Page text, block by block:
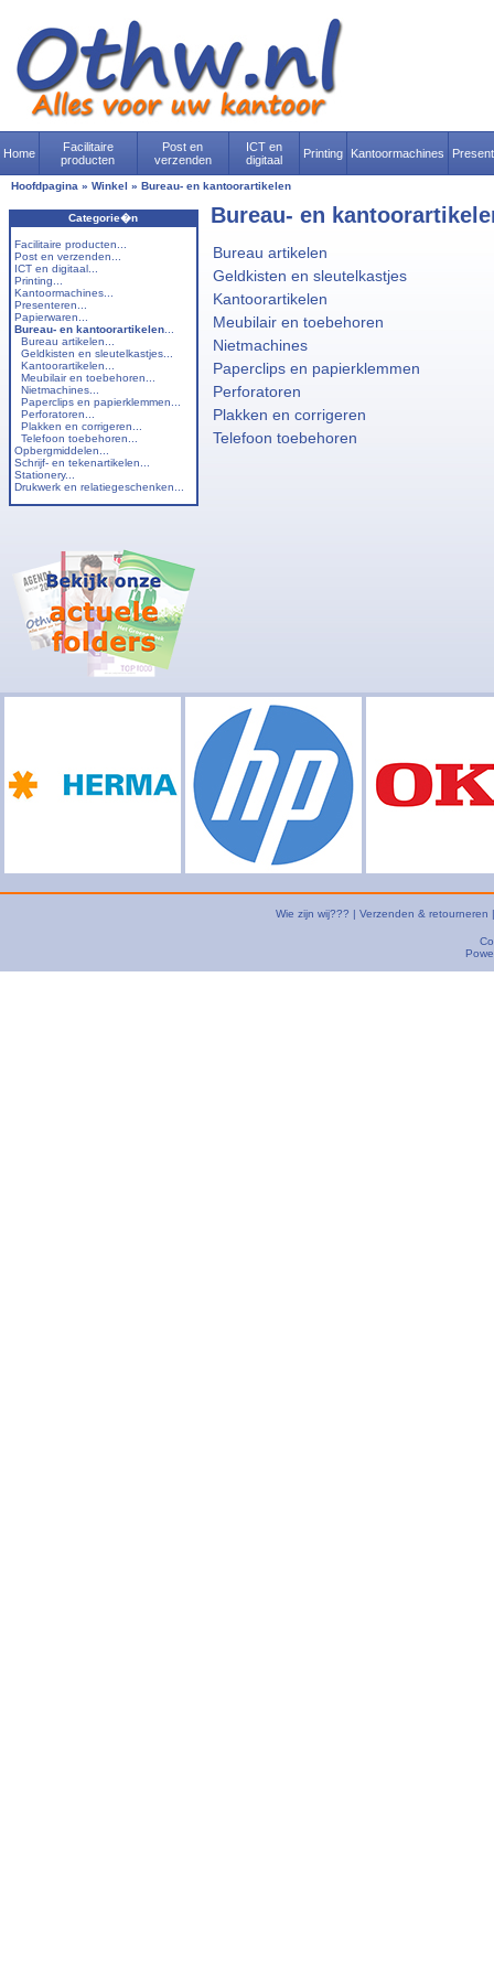
Home
Facilitaire
producten
Post en
verzenden
ICT en
digitaal
Printing Kantoormachines
Hoofdpagina » Winkel » Bureau- en kantoorartikelen
Categorie�n
Facilitaire producten...
Post en verzenden...
ICT en digitaal...
Printing...
Kantoormachines...
Presenteren...
Papierwaren...
Bureau- en kantoorartikelen
Bureau artikelen...
Geldkisten en sleutelkastjes...
Kantoorartikelen...
Meubilair en toebehoren...
Nietmachines...
Paperclips en papierklemmen...
Perforatoren...
Plakken en corrigeren...
Telefoon toebehoren...
Opbergmiddelen...
Schrijf- en tekenartikelen...
Stationery...
Drukwerk en relatiegeschenken...
Bureau- en
Bureau artikelen
Geldkisten en sleutelkastjes
Kantoorartikelen
Meubilair en toebehoren
Nietmachines
Paperclips en papierklemmen
Perforatoren
Plakken en corrigeren
Telefoon toebehoren
Wie zijn wij??? | Verzenden & retourneren